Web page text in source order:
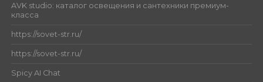
AVK studio: каталог освещения и сантехники премиум-
класса
https://sovet-str.ru/
https://sovet-str.ru/
Spicy AI Chat